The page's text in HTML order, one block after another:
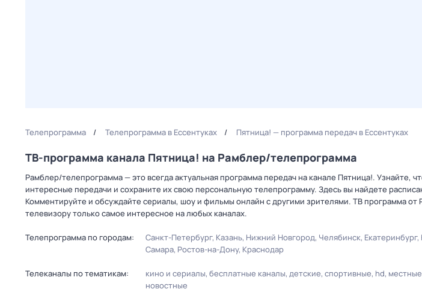
Телепрограмма Телепрограмма в Ессентуках Пятница! — программа передач в Ессентуках
ТВ-программа канала Пятница! на Рамблер/телепрограмма
Рамблер/телепрограмма — это всегда актуальная программа передач на канале Пятница!. Узнайте,
интересные передачи и сохраните их свою персональную телепрограмму. Здесь вы найдете
Комментируйте и обсуждайте сериалы, шоу и фильмы онлайн с другими зрителями. ТВ программа от
телевизору только самое интересное на любых каналах.
Телепрограмма по городам: Санкт-Петербург Казань Нижний Новгород Челябинск Екатеринбург
Самара Ростов-на-Дону Краснодар
Телеканалы по тематикам: кино и сериалы бесплатные каналы детские спортивные hd
новостные